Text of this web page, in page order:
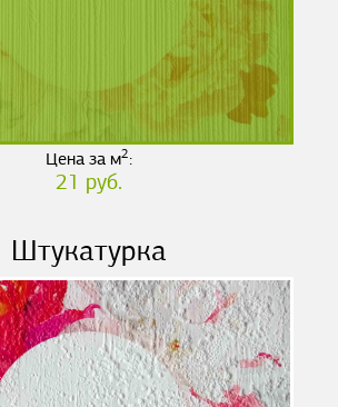
Цена за м2:
21 руб.
Штукатурка